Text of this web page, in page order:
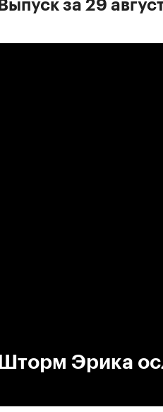
Выпуск за 29
Шторм Эрика